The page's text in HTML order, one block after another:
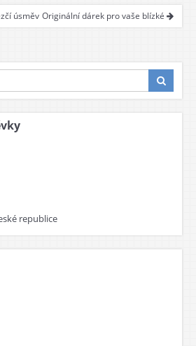
úsměv Originální dárek pro vaše blízké
republice